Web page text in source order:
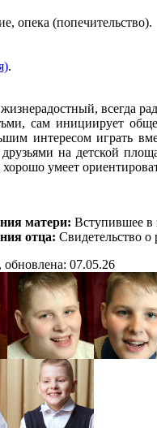
опека (попечительство).
.
всегда
сам инициирует
интересом играть
друзьями на детской
умеет
матери: Вступившее в
отца: Свидетельство
обновлена: 07.05.26